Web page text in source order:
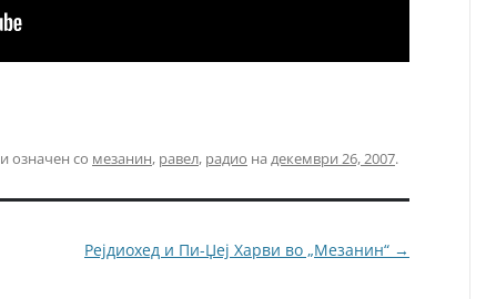
и означен со мезанин, равел, радио на декември 26, 2007.
Рејдиохед и Пи-Џеј Харви во „Мезанин“ →